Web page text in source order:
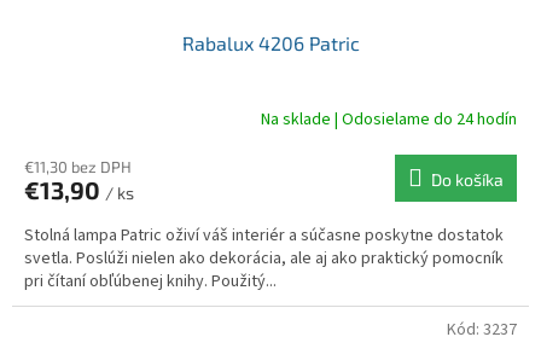
Rabalux 4206 Patric
Na sklade | Odosielame do 24 hodín
€11,30 bez DPH
€13,90 / ks
Do košíka
Stolná lampa Patric oživí váš interiér a súčasne poskytne dostatok
svetla. Poslúži nielen ako dekorácia, ale aj ako praktický pomocník
pri čítaní obľúbenej knihy. Použitý...
Kód: 3237